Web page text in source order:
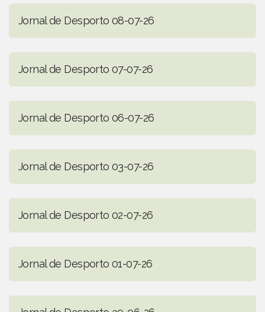
Jornal de Desporto 08-07-26
Jornal de Desporto 07-07-26
Jornal de Desporto 06-07-26
Jornal de Desporto 03-07-26
Jornal de Desporto 02-07-26
Jornal de Desporto 01-07-26